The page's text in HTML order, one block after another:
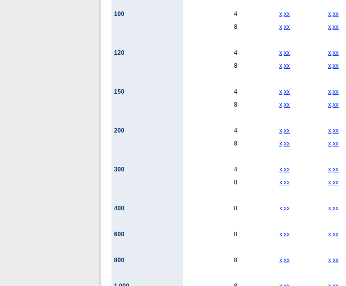
100 4 x,xx
x,xx
8
x,xx x,xx
120 4 x,xx
x,xx
8
x,xx x,xx
150 4 x,xx
x,xx
8
x,xx x,xx
200 4 x,xx
x,xx
8
x,xx x,xx
300 4 x,xx
x,xx
8
x,xx x,xx
400 8 x,xx x,xx
600 8 x,xx x,xx
800 8 x,xx x,xx